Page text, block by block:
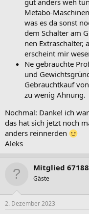
Metabo-
was es da sonst
dem Schalter am
nen Extraschalter,
erscheint mir
Ne gebrauchte
und
Gebrauchtkauf
zu wenig Ahnung.
Nochmal: Danke! ich
das hat sich jetzt noch
anders reinnerden
Aleks
Mitglied 67188
Gäste
2. Dezember 2023